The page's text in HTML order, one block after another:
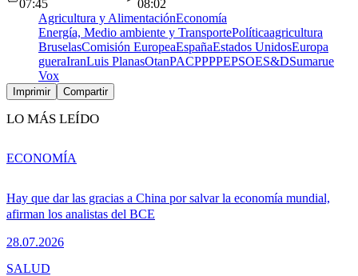
07:45
08:02
Agricultura y AlimentaciónEconomía
Energía, Medio ambiente y TransportePolíticaagricultura
BruselasComisión EuropeaEspañaEstados UnidosEuropa
gueraIranLuis PlanasOtanPACPPPPEPSOES&DSumarue
Vox
Imprimir Compartir
LO MÁS LEÍDO
Hay que dar las gracias a China por salvar la economía mundial,
afirman los analistas del BCE
28.07.2026
ECONOMÍA
SALUD